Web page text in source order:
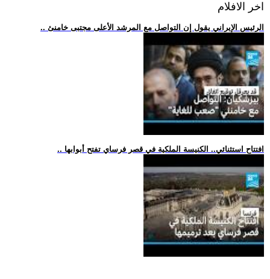
اخر الافلام
.. الرئيس الإيراني يقول إن التواصل مع المرشد الأعلى مجتبى خامنئ
.. افتتاح استثنائي.. الكنيسة الملكية في قصر فرساي تفتح أبوابها